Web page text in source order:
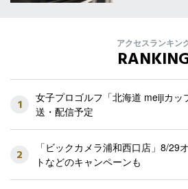
アクセスランキン
1
女子プロゴルフ「北海道 meijiカッ
送・配信予定
2
「ビックカメラ浦和西口店」8/
トなどのキャンペーンも